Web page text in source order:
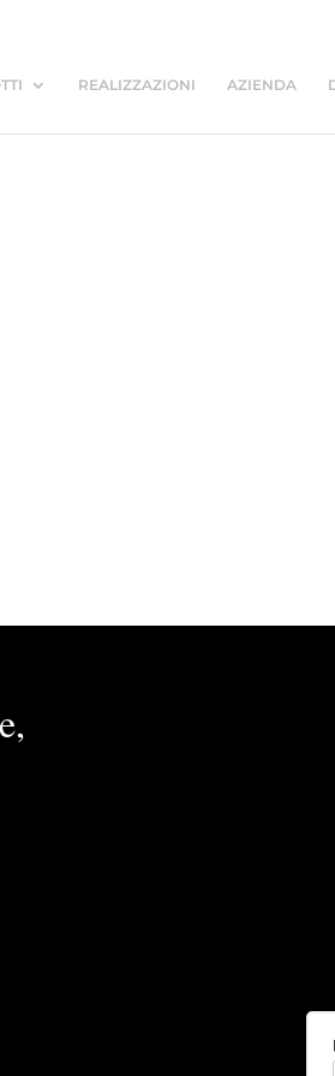
REALIZZAZIONI AZIENDA